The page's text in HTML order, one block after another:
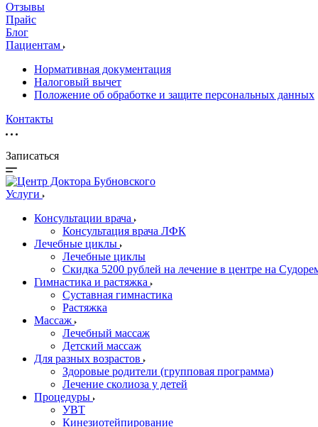
Отзывы
Прайс
Блог
Пациентам
Нормативная документация
Налоговый вычет
Положение об обработке и защите персональных данных
Контакты
Записаться
Услуги
Консультации врача
Консультация врача ЛФК
Лечебные циклы
Лечебные циклы
Скидка 5200 рублей на лечение в центре на
Гимнастика и растяжка
Суставная гимнастика
Растяжка
Массаж
Лечебный массаж
Детский массаж
Для разных возрастов
Здоровые родители (групповая программа)
Лечение сколиоза у детей
Процедуры
УВТ
Кинезиотейпирование